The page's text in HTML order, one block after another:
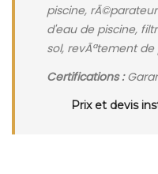
piscine,
d'eau de piscine,
sol, revÃªtement de
Certifications :
Prix et devis